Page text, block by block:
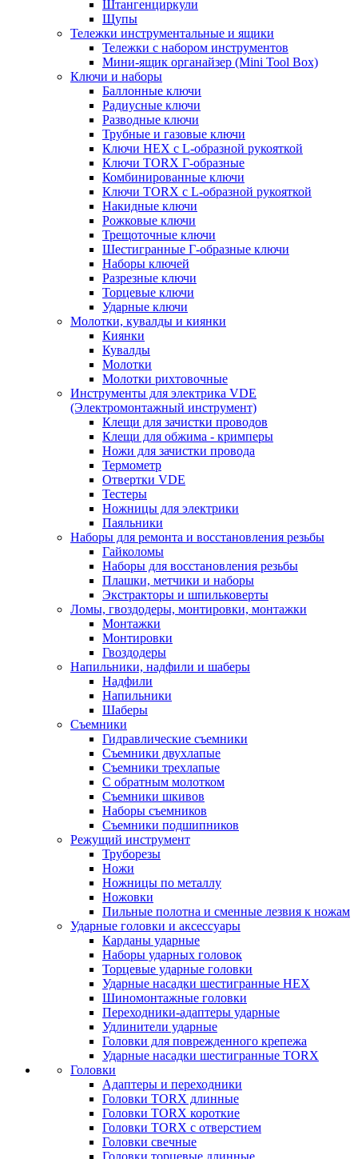
Штангенциркули
Щупы
Тележки инструментальные и ящики
Тележки с набором инструментов
Мини-ящик органайзер (Mini Tool Box)
Ключи и наборы
Баллонные ключи
Радиусные ключи
Разводные ключи
Трубные и газовые ключи
Ключи HEX с L-образной рукояткой
Ключи TORX Г-образные
Комбинированные ключи
Ключи TORX с L-образной рукояткой
Накидные ключи
Рожковые ключи
Трещоточные ключи
Шестигранные Г-образные ключи
Наборы ключей
Разрезные ключи
Торцевые ключи
Ударные ключи
Молотки, кувалды и киянки
Киянки
Кувалды
Молотки
Молотки рихтовочные
Инструменты для электрика VDE
(Электромонтажный инструмент)
Клещи для зачистки проводов
Клещи для обжима - кримперы
Ножи для зачистки провода
Термометр
Отвертки VDE
Тестеры
Ножницы для электрики
Паяльники
Наборы для ремонта и восстановления резьбы
Гайколомы
Наборы для восстановления резьбы
Плашки, метчики и наборы
Экстракторы и шпильковерты
Ломы, гвоздодеры, монтировки, монтажки
Монтажки
Монтировки
Гвоздодеры
Напильники, надфили и шаберы
Надфили
Напильники
Шаберы
Съемники
Гидравлические съемники
Съемники двухлапые
Съемники трехлапые
С обратным молотком
Съемники шкивов
Наборы съемников
Съемники подшипников
Режущий инструмент
Труборезы
Ножи
Ножницы по металлу
Ножовки
Пильные полотна и сменные лезвия к ножам
Ударные головки и аксессуары
Карданы ударные
Наборы ударных головок
Торцевые ударные головки
Ударные насадки шестигранные HEX
Шиномонтажные головки
Переходники-адаптеры ударные
Удлинители ударные
Головки для поврежденного крепежа
Ударные насадки шестигранные TORX
Головки
Адаптеры и переходники
Головки TORX длинные
Головки TORX короткие
Головки TORX с отверстием
Головки свечные
Головки торцевые длинные